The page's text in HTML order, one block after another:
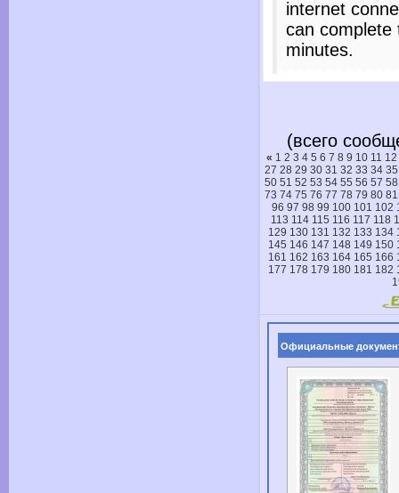
internet
can complete
minutes.
(всего
« 1 2 3 4 5 6 7 8 9 10 11 12
27 28 29 30 31 32 33 34 35
50 51 52 53 54 55 56 57 58
73 74 75 76 77 78 79 80 81
96 97 98 99 100 101 102
113 114 115 116 117 118
129 130 131 132 133 134
145 146 147 148 149 150
161 162 163 164 165 166
177 178 179 180 181 182
Официальные